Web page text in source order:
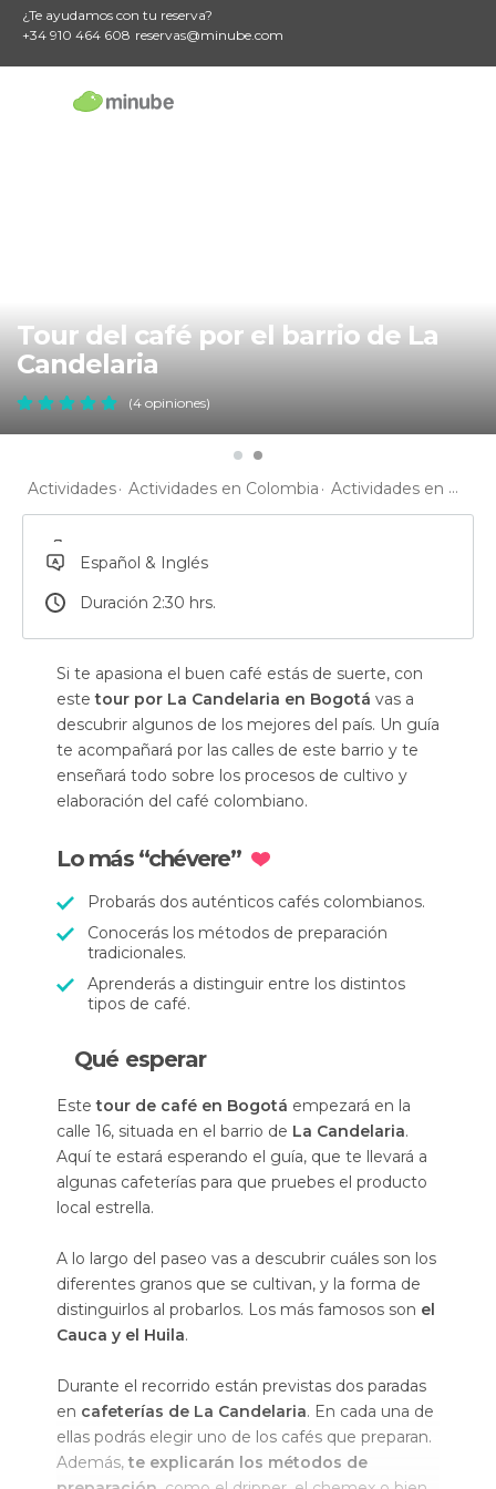
¿Te ayudamos con tu reserva?
+34 910 464 608 reservas@minube.com
Tour del café por el barrio de La
Candelaria
(4 opiniones)
Actividades Actividades en Colombia Actividades en Bogotá
Español & Inglés
Duración 2:30 hrs.
Si te apasiona el buen café estás de suerte, con
estetour por La Candelaria en Bogotá vas a
descubrir algunos de los mejores del país. Un guía
te acompañará por las calles de este barrio y te
enseñará todo sobre los procesos de cultivo y
elaboración del café colombiano.
Lo más “chévere”
Probarás dos auténticos cafés colombianos.
Conocerás los métodos de preparación
tradicionales.
Aprenderás a distinguir entre los distintos
tipos de café.
Qué esperar
Estetour de café en Bogotá empezará en la
calle 16, situada en el barrio de La Candelaria.
Aquí te estará esperando el guía, que te llevará a
algunas cafeterías para que pruebes el producto
local estrella.
A lo largo del paseo vas a descubrir cuáles son los
diferentes granos que se cultivan, y la forma de
distinguirlos al probarlos. Los más famosos son el
Cauca y el Huila.
Durante el recorrido están previstas dos paradas
en cafeterías de La Candelaria. En cada una de
ellas podrás elegir uno de los cafés que preparan.
Además,te explicarán los métodos de